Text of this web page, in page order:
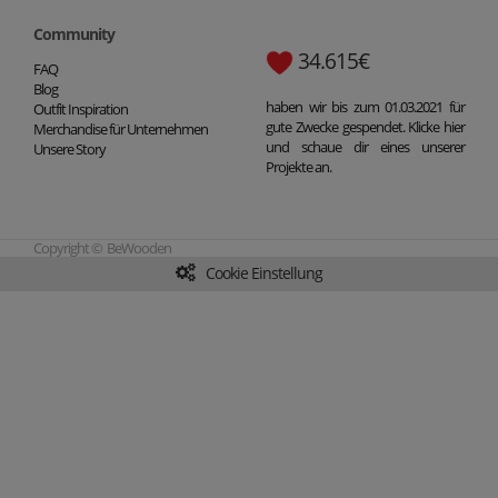
Community
FAQ
Blog
Outfit Inspiration
Merchandise für Unternehmen
Unsere Story
34.615€
haben wir bis zum 01.03.2021 für
gute Zwecke gespendet. Klicke hier
und schaue dir eines unserer
Projekte an.
Copyright © BeWooden
Cookie Einstellung